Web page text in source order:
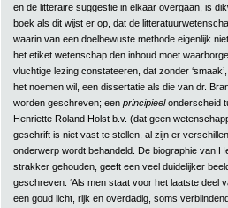
en de litteraire suggestie in elkaar overgaan, is
boek als dit wijst er op, dat de
waarin van een doelbewuste methode eigenlijk
het etiket wetenschap den inhoud moet
vluchtige lezing constateeren, dat zonder ‘smaak’,
het noemen wil, een dissertatie als die van dr.
worden geschreven; een principieelonderscheid
Henriette Roland Holst b.v. (dat geen
geschrift is niet vast te stellen, al zijn er
onderwerp wordt behandeld. De biographie van
strakker gehouden, geeft een veel duidelijker
geschreven. ‘Als men staat voor het laatste deel
een goud licht, rijk en overdadig, soms